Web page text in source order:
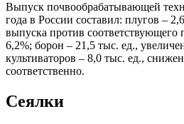
Выпуск почвообрабатывающей
года в России составил: плугов –
выпуска против соответствующего
6,2%; борон – 21,5 тыс. ед.,
культиваторов – 8,0 тыс. ед.,
соответственно.
Сеялки